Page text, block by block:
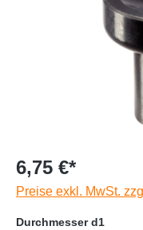
6,75 €*
Preise exkl. MwSt.
Durchmesser d1